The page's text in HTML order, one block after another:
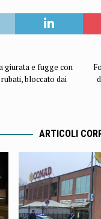
giurata e fugge con
bloccato dai
ARTICOLI